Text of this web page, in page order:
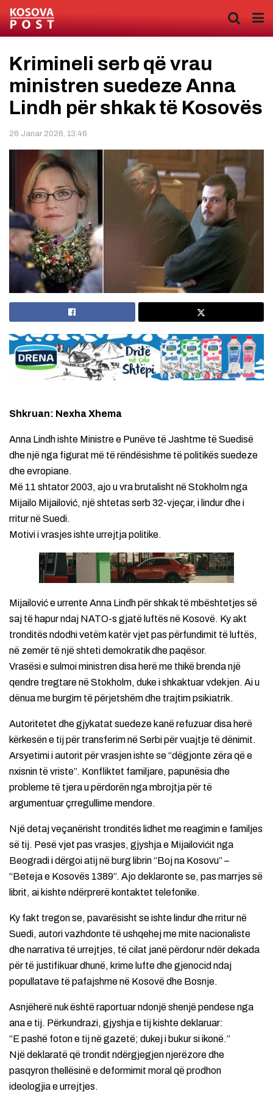
Krimineli serb që vrau
ministren suedeze Anna
Lindh për shkak të Kosovës
26 Janar 2026, 13:46
Shkruan: Nexha Xhema
Anna Lindh ishte Ministre e Punëve të Jashtme të Suedisë
dhe një nga figurat më të rëndësishme të politikës suedeze
dhe evropiane.
Më 11 shtator 2003, ajo u vra brutalisht në Stokholm nga
Mijailo Mijailović, një shtetas serb 32-vjeçar, i lindur dhe i
rritur në Suedi.
Motivi i vrasjes ishte urrejtja politike.
Mijailović e urrente Anna Lindh për shkak të mbështetjes së
saj të hapur ndaj NATO-s gjatë luftës në Kosovë. Ky akt
tronditës ndodhi vetëm katër vjet pas përfundimit të luftës,
në zemër të një shteti demokratik dhe paqësor.
Vrasësi e sulmoi ministren disa herë me thikë brenda një
qendre tregtare në Stokholm, duke i shkaktuar vdekjen. Ai u
dënua me burgim të përjetshëm dhe trajtim psikiatrik.
Autoritetet dhe gjykatat suedeze kanë refuzuar disa herë
kërkesën e tij për transferim në Serbi për vuajtje të dënimit.
Arsyetimi i autorit për vrasjen ishte se “dëgjonte zëra që e
nxisnin të vriste”. Konfliktet familjare, papunësia dhe
probleme të tjera u përdorën nga mbrojtja për të
argumentuar çrregullime mendore.
Një detaj veçanërisht tronditës lidhet me reagimin e familjes
së tij. Pesë vjet pas vrasjes, gjyshja e Mijailovićit nga
Beogradi i dërgoi atij në burg librin “Boj na Kosovu” –
“Beteja e Kosovës 1389”. Ajo deklaronte se, pas marrjes së
librit, ai kishte ndërprerë kontaktet telefonike.
Ky fakt tregon se, pavarësisht se ishte lindur dhe rritur në
Suedi, autori vazhdonte të ushqehej me mite nacionaliste
dhe narrativa të urrejtjes, të cilat janë përdorur ndër dekada
për të justifikuar dhunë, krime lufte dhe gjenocid ndaj
popullatave të pafajshme në Kosovë dhe Bosnje.
Asnjëherë nuk është raportuar ndonjë shenjë pendese nga
ana e tij. Përkundrazi, gjyshja e tij kishte deklaruar:
“E pashë foton e tij në gazetë; dukej i bukur si ikonë.”
Një deklaratë që trondit ndërgjegjen njerëzore dhe
pasqyron thellësinë e deformimit moral që prodhon
ideologjia e urrejtjes.